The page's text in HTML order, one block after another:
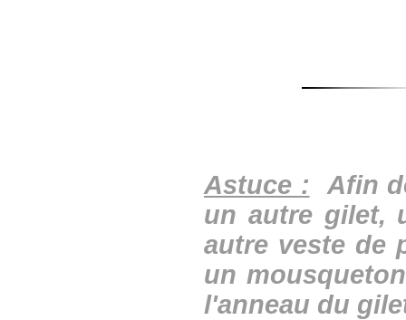
Astuce :
Afin
un autre gilet,
autre veste de
un
l'anneau du